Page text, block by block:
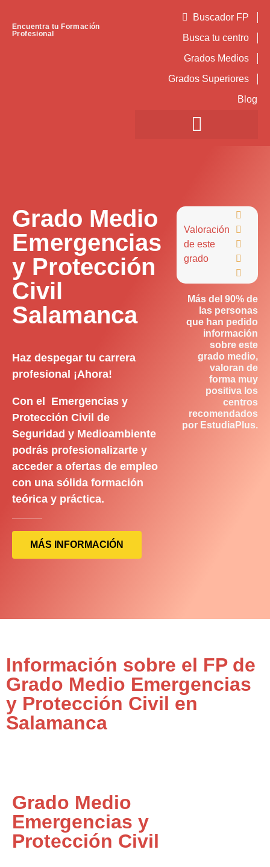
Encuentra tu Formación
Profesional
Buscador FP
Busca tu centro
Grados Medios
Grados Superiores
Blog
Grado Medio
Emergencias
y Protección
Civil
Salamanca
Haz despegar tu carrera
profesional ¡Ahora!
Con el Emergencias y
Protección Civil de
Seguridad y Medioambiente
podrás profesionalizarte y
acceder a ofertas de empleo
con una sólida formación
teórica y práctica.
MÁS INFORMACIÓN
Valoración
de este
grado





Más del 90% de
las personas
que han pedido
información
sobre este
grado medio,
valoran de
forma muy
positiva los
centros
recomendados
por EstudiaPlus.
Información sobre el FP de
Grado Medio Emergencias
y Protección Civil en
Salamanca
Grado Medio
Emergencias y
Protección Civil